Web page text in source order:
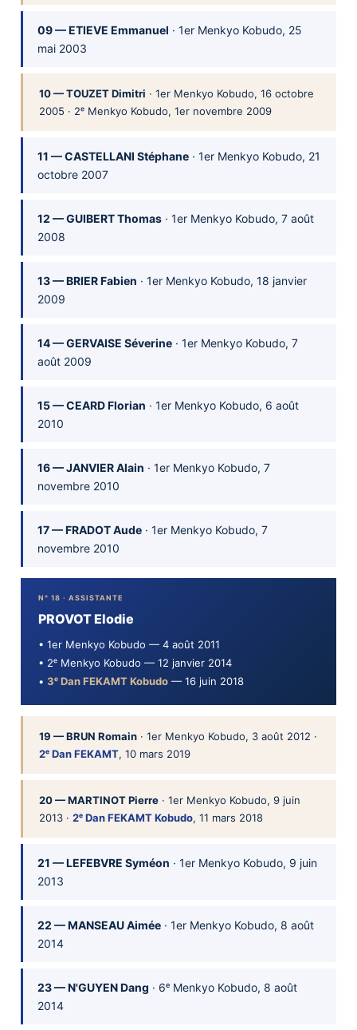
09 — ETIEVE Emmanuel · 1er Menkyo Kobudo, 25
mai 2003
10 — TOUZET Dimitri · 1er Menkyo Kobudo, 16 octobre
2005 · 2ᵉ Menkyo Kobudo, 1er novembre 2009
11 — CASTELLANI Stéphane · 1er Menkyo Kobudo, 21
octobre 2007
12 — GUIBERT Thomas · 1er Menkyo Kobudo, 7 août
2008
13 — BRIER Fabien · 1er Menkyo Kobudo, 18 janvier
2009
14 — GERVAISE Séverine · 1er Menkyo Kobudo, 7
août 2009
15 — CEARD Florian · 1er Menkyo Kobudo, 6 août
2010
16 — JANVIER Alain · 1er Menkyo Kobudo, 7
novembre 2010
17 — FRADOT Aude · 1er Menkyo Kobudo, 7
novembre 2010
N° 18 · ASSISTANTE
PROVOT Elodie
• 1er Menkyo Kobudo — 4 août 2011
• 2ᵉ Menkyo Kobudo — 12 janvier 2014
• 3ᵉ Dan FEKAMT Kobudo — 16 juin 2018
19 — BRUN Romain · 1er Menkyo Kobudo, 3 août 2012 ·
2ᵉ Dan FEKAMT, 10 mars 2019
20 — MARTINOT Pierre · 1er Menkyo Kobudo, 9 juin
2013 · 2ᵉ Dan FEKAMT Kobudo, 11 mars 2018
21 — LEFEBVRE Syméon · 1er Menkyo Kobudo, 9 juin
2013
22 — MANSEAU Aimée · 1er Menkyo Kobudo, 8 août
2014
23 — N'GUYEN Dang · 6ᵉ Menkyo Kobudo, 8 août
2014